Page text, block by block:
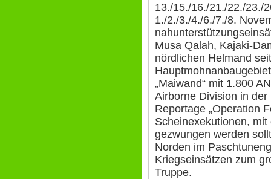
13./15./16./21./22./23./
1./2./3./4./6./7./8.
Musa Qalah, Kajaki-
nördlichen Helmand
„Maiwand“ mit 1.800
Airborne Division in
Reportage „Operation
Scheinexekutionen,
gezwungen werden
Norden im
Kriegseinsätzen zum
Truppe.